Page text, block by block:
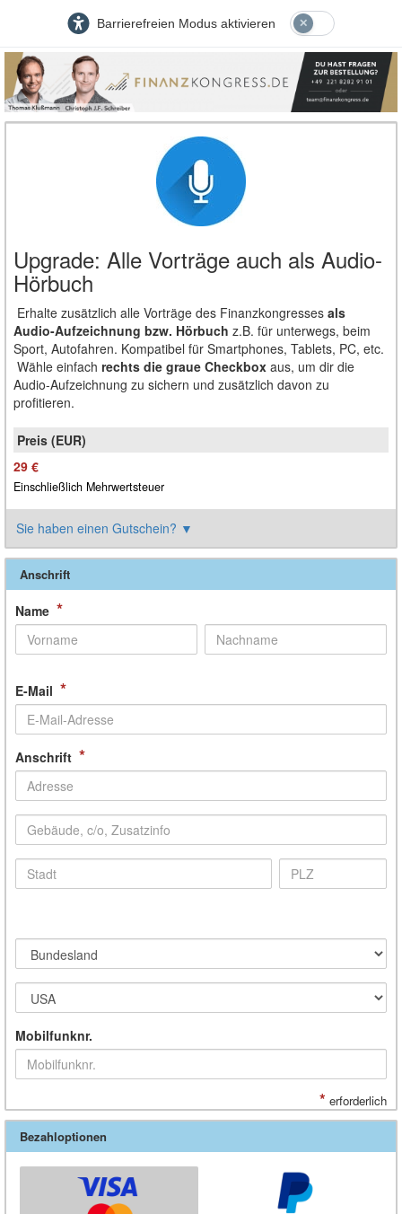
Barrierefreien Modus aktivieren
Upgrade: Alle Vorträge auch als Audio-
Hörbuch
Erhalte zusätzlich alle Vorträge des Finanzkongresses als
Audio-Aufzeichnung bzw. Hörbuch z.B. für unterwegs, beim
Sport, Autofahren. Kompatibel für Smartphones, Tablets, PC, etc.
Wähle einfach rechts die graue Checkbox aus, um dir die
Audio-Aufzeichnung zu sichern und zusätzlich davon zu
profitieren.
29 €
Einschließlich Mehrwertsteuer
Sie haben einen Gutschein? ▼
Anschrift
Name *
E-Mail *
Anschrift *
Mobilfunknr.
* erforderlich
Bezahloptionen